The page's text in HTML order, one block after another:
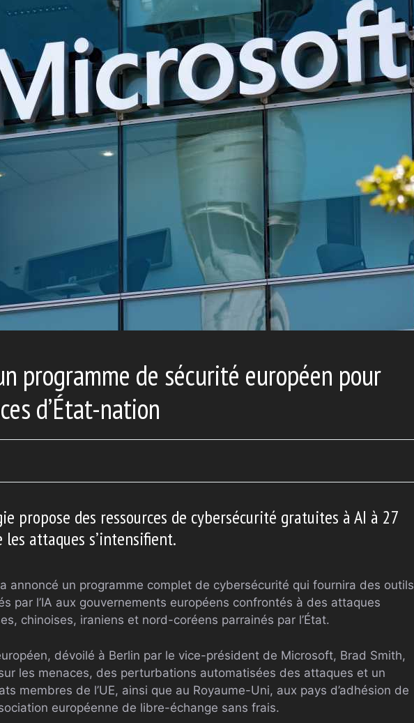
programme de sécurité européen pour
d’État-nation
propose des ressources de cybersécurité gratuites à AI à 27
les attaques s’intensifient.
annoncé un programme complet de cybersécurité qui fournira des outils
par l’IA aux gouvernements européens confrontés à des attaques
chinoises, iraniens et nord-coréens parrainés par l’État.
dévoilé à Berlin par le vice-président de Microsoft, Brad Smith,
les menaces, des perturbations automatisées des attaques et un
membres de l’UE, ainsi que au Royaume-Uni, aux pays d’adhésion de
européenne de libre-échange sans frais.